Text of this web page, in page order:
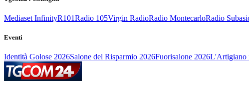
Mediaset InfinityR101Radio 105Virgin RadioRadio MontecarloRadio
Eventi
Identità Golose 2026Salone del Risparmio 2026Fuorisalone 2026L'Artigiano